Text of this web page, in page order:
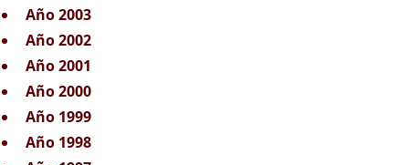
Año 2003
Año 2002
Año 2001
Año 2000
Año 1999
Año 1998